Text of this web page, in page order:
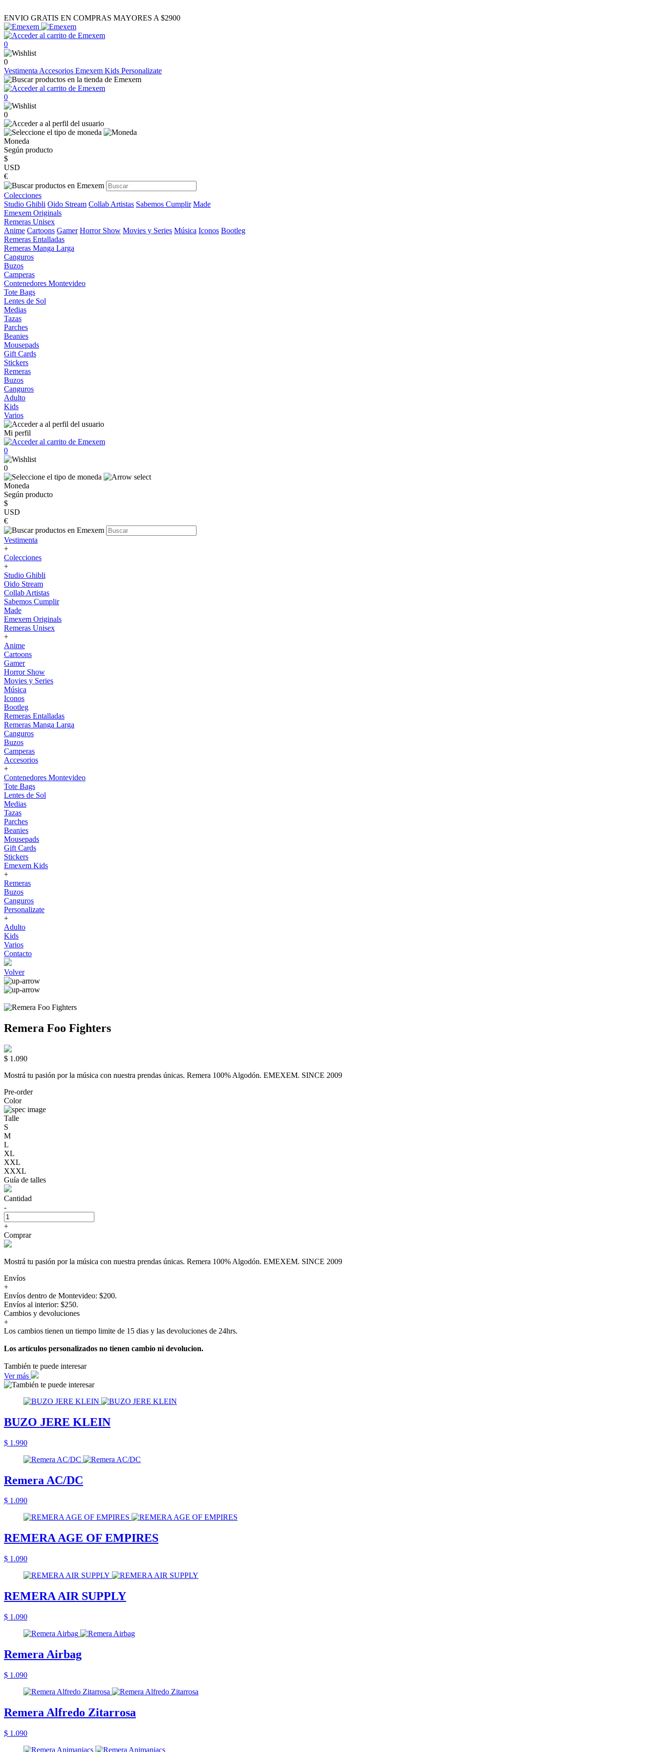
ENVIO GRATIS EN COMPRAS MAYORES A $2900
0
0
Vestimenta Accesorios Emexem Kids Personalizate
0
0
Moneda
Según producto
$
USD
€
Colecciones
Studio Ghibli Oido Stream Collab Artistas Sabemos Cumplir Made
Emexem Originals
Remeras Unisex
Anime Cartoons Gamer Horror Show Movies y Series Música Iconos Bootleg
Remeras Entalladas
Remeras Manga Larga
Canguros
Buzos
Camperas
Contenedores Montevideo
Tote Bags
Lentes de Sol
Medias
Tazas
Parches
Beanies
Mousepads
Gift Cards
Stickers
Remeras
Buzos
Canguros
Adulto
Kids
Varios
Mi perfil
0
0
Moneda
Según producto
$
USD
€
Vestimenta
+
Colecciones
+
Studio Ghibli
Oido Stream
Collab Artistas
Sabemos Cumplir
Made
Emexem Originals
Remeras Unisex
+
Anime
Cartoons
Gamer
Horror Show
Movies y Series
Música
Iconos
Bootleg
Remeras Entalladas
Remeras Manga Larga
Canguros
Buzos
Camperas
Accesorios
+
Contenedores Montevideo
Tote Bags
Lentes de Sol
Medias
Tazas
Parches
Beanies
Mousepads
Gift Cards
Stickers
Emexem Kids
+
Remeras
Buzos
Canguros
Personalizate
+
Adulto
Kids
Varios
Contacto
Volver
Remera Foo Fighters
$ 1.090
Mostrá tu pasión por la música con nuestra prendas únicas. Remera 100% Algodón. EMEXEM. SINCE 2009
Pre-order
Color
Talle
S
M
L
XL
XXL
XXXL
Guía de talles
Cantidad
-
+
Comprar
Mostrá tu pasión por la música con nuestra prendas únicas. Remera 100% Algodón. EMEXEM. SINCE 2009
Envíos
+
Envíos dentro de Montevideo: $200.
Envíos al interior: $250.
Cambios y devoluciones
+
Los cambios tienen un tiempo limite de 15 dias y las devoluciones de 24hrs.
Los artículos personalizados no tienen cambio ni devolucion.
También te puede interesar
Ver más
BUZO JERE KLEIN
$ 1.990
Remera AC/DC
$ 1.090
REMERA AGE OF EMPIRES
$ 1.090
REMERA AIR SUPPLY
$ 1.090
Remera Airbag
$ 1.090
Remera Alfredo Zitarrosa
$ 1.090